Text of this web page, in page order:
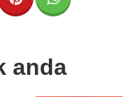
anda